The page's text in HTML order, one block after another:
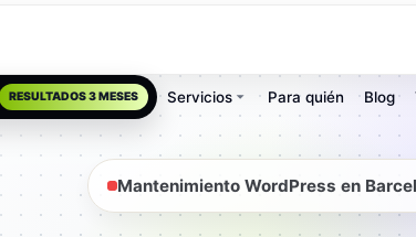
RESULTADOS 3 MESES Servicios Para quién Blog
Mantenimiento WordPress en